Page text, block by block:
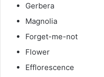
Gerbera
Magnolia
Forget-me-not
Flower
Efflorescence